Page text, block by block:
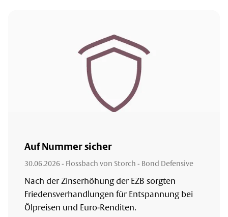
Auf Nummer sicher
30.06.2026- Flossbach von Storch - Bond Defensive
Nach der Zinserhöhung der EZB sorgten
Friedensverhandlungen für Entspannung bei
Ölpreisen und Euro-Renditen.